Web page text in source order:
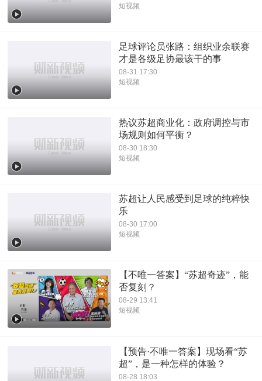
短视频
足球评论员张路：组织业余联赛
才是各级足协最该干的事
08-31 17:30
短视频
热议苏超商业化：政府调控与市
场规则如何平衡？
08-30 18:30
短视频
苏超让人民感受到足球的纯粹快
乐
08-30 17:00
短视频
【不唯一答案】“苏超奇迹”，能
否复刻？
08-29 13:41
短视频
【预告·不唯一答案】现场看“苏
超”，是一种怎样的体验？
08-28 18:03